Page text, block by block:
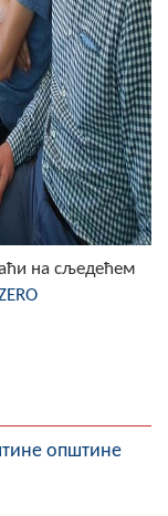
на сљедећем
општине